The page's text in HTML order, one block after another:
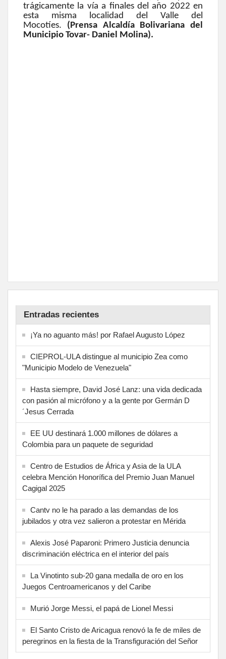
trágicamente la vía a finales del año 2022 en
esta misma localidad del Valle del
Mocotíes. (Prensa Alcaldía Bolivariana del
Municipio Tovar- Daniel Molina).
Entradas recientes
¡Ya no aguanto más! por Rafael Augusto López
CIEPROL-ULA distingue al municipio Zea como
"Municipio Modelo de Venezuela"
Hasta siempre, David José Lanz: una vida dedicada
con pasión al micrófono y a la gente por Germán D
´Jesus Cerrada
EE UU destinará 1.000 millones de dólares a
Colombia para un paquete de seguridad
Centro de Estudios de África y Asia de la ULA
celebra Mención Honorífica del Premio Juan Manuel
Cagigal 2025
Cantv no le ha parado a las demandas de los
jubilados y otra vez salieron a protestar en Mérida
Alexis José Paparoni: Primero Justicia denuncia
discriminación eléctrica en el interior del país
La Vinotinto sub-20 gana medalla de oro en los
Juegos Centroamericanos y del Caribe
Murió Jorge Messi, el papá de Lionel Messi
El Santo Cristo de Aricagua renovó la fe de miles de
peregrinos en la fiesta de la Transfiguración del Señor